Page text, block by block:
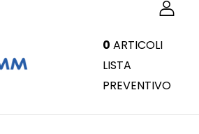
0 ARTICOLI
LISTA
PREVENTIVO